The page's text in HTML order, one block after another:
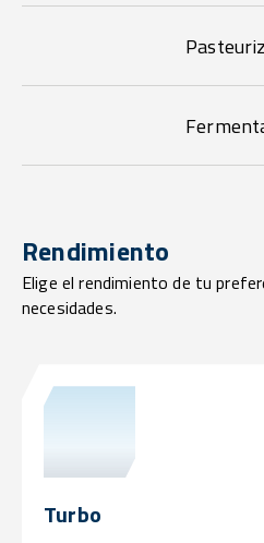
Rendimiento
Elige el rendimiento de tu
necesidades.
Turbo